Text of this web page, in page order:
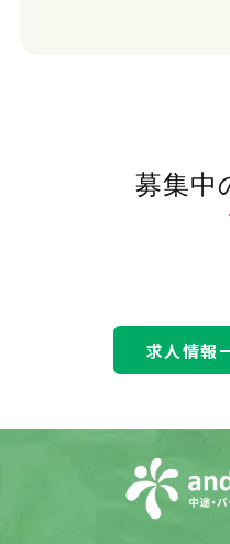
当社は、事業活動におい
ことを考慮し、それぞ
のための管理体制を確
諸規則に則り、個人情
ち出し手段の制限、外
策を実施し、個人情報
(4) 法令・規範の遵守 当
法令、国が定める指針そ
社の個人情報管理規則
他の規範に適合させます
(5) 個人情報に関する本
募集中
求人情報